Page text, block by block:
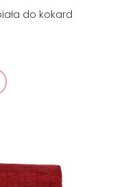
do kokard